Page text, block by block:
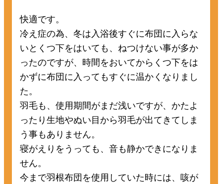
快適です。
冷え症の為、冬は入浴後すぐに布団に入らな
いとくつ下をはいても、ねつけない事が多か
ったのですが、時間をおいてからくつ下をは
かずに布団に入ってもすぐに温かくなりまし
た。
羽毛も、使用期間がまだ浅いですが、かたよ
ったり生地やぬい目から羽毛が出てきてしま
う事もありません。
寝がえりをうっても、音も静かできになりま
せん。
今まで羽根布団を使用していた時には、咳が